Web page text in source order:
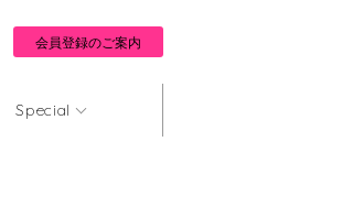
会員登録のご案内
Special